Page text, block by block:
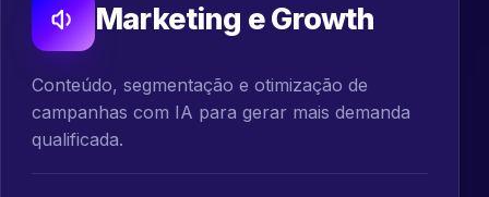
Marketing e Growth
Conteúdo, segmentação e otimização de
campanhas com IA para gerar mais demanda
qualificada.